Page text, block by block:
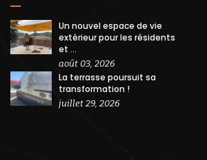
Un nouvel espace de vie
extérieur pour les résidents
et ...
août 03, 2026
La terrasse poursuit sa
transformation !
juillet 29, 2026